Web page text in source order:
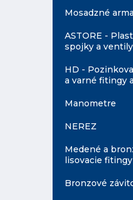
Mosadzné
ASTORE -
spojky a ventily
HD -
a varné fitingy
Manometre
NEREZ
Medené a
lisovacie
Bronzové